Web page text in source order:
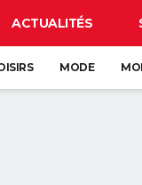
ACTUALITÉS
MODE